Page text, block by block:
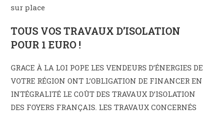
sur place
TOUS VOS TRAVAUX D’ISOLATION
POUR 1 EURO !
GRACE À LA LOI POPE LES VENDEURS D’ÉNERGIES DE
VOTRE RÉGION ONT L’OBLIGATION DE FINANCER EN
INTÉGRALITÉ LE COÛT DES TRAVAUX D’ISOLATION
DES FOYERS FRANÇAIS. LES TRAVAUX CONCERNÉS